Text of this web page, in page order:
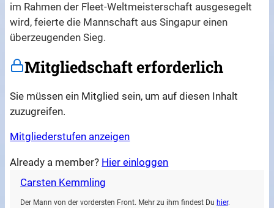
im Rahmen der Fleet-Weltmeisterschaft ausgesegelt
wird, feierte die Mannschaft aus Singapur einen
überzeugenden Sieg.
Mitgliedschaft erforderlich
Sie müssen ein Mitglied sein, um auf diesen Inhalt
zuzugreifen.
Mitgliederstufen anzeigen
Already a member? Hier einloggen
Carsten Kemmling
Der Mann von der vordersten Front. Mehr zu ihm findest Du hier.